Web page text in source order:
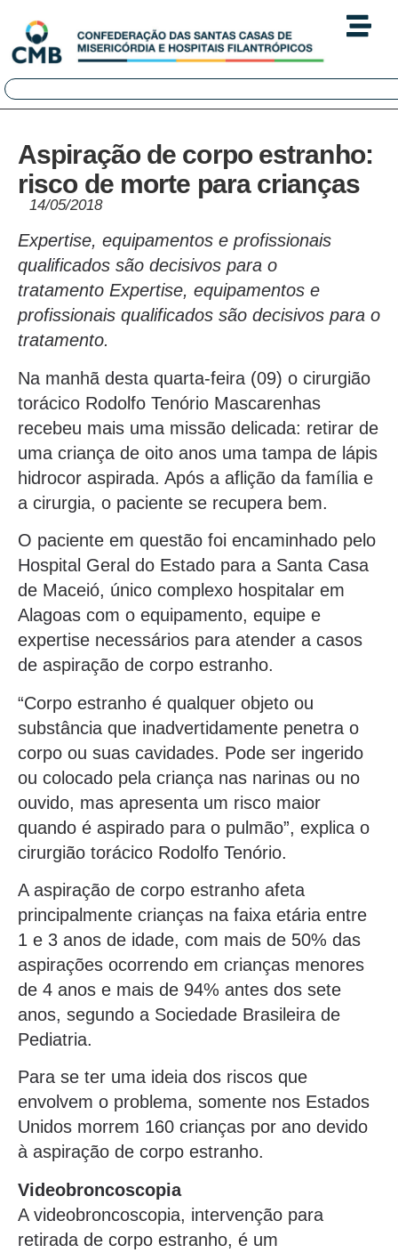
Aspiração de corpo estranho:
risco de morte para crianças
14/05/2018
Expertise, equipamentos e profissionais
qualificados são decisivos para o
tratamento Expertise, equipamentos e
profissionais qualificados são decisivos para o
tratamento.
Na manhã desta quarta-feira (09) o cirurgião
torácico Rodolfo Tenório Mascarenhas
recebeu mais uma missão delicada: retirar de
uma criança de oito anos uma tampa de lápis
hidrocor aspirada. Após a aflição da família e
a cirurgia, o paciente se recupera bem.
O paciente em questão foi encaminhado pelo
Hospital Geral do Estado para a Santa Casa
de Maceió, único complexo hospitalar em
Alagoas com o equipamento, equipe e
expertise necessários para atender a casos
de aspiração de corpo estranho.
“Corpo estranho é qualquer objeto ou
substância que inadvertidamente penetra o
corpo ou suas cavidades. Pode ser ingerido
ou colocado pela criança nas narinas ou no
ouvido, mas apresenta um risco maior
quando é aspirado para o pulmão”, explica o
cirurgião torácico Rodolfo Tenório.
A aspiração de corpo estranho afeta
principalmente crianças na faixa etária entre
1 e 3 anos de idade, com mais de 50% das
aspirações ocorrendo em crianças menores
de 4 anos e mais de 94% antes dos sete
anos, segundo a Sociedade Brasileira de
Pediatria.
Para se ter uma ideia dos riscos que
envolvem o problema, somente nos Estados
Unidos morrem 160 crianças por ano devido
à aspiração de corpo estranho.
Videobroncoscopia
A videobroncoscopia, intervenção para
retirada de corpo estranho, é um